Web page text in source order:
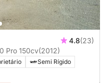
4.8(23)
Semi Rígido Selva Marine 700 Pro 150cv(2012)
Semi Rígido